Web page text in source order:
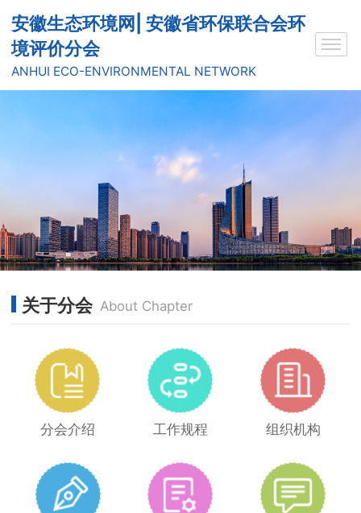
安徽生态环境网| 安徽省环保联合会环
境评价分会
ANHUI ECO-ENVIRONMENTAL NETWORK
关于分会 About Chapter
分会介绍 工作规程 组织机构